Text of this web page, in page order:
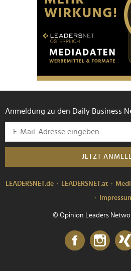
Anmeldung zu den Daily Business
JETZT
LEADERSNET.de LEADERSNET.at
© Opinion Leaders